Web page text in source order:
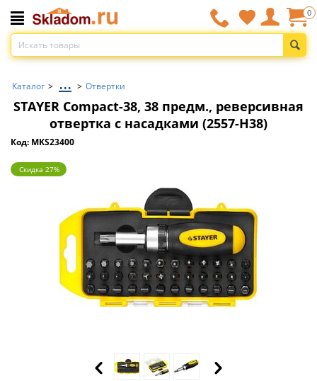
0
Каталог > ... > Отвертки
STAYER Compact-38, 38 предм., реверсивная
отвертка с насадками (2557-H38)
Код: MKS23400
Скидка 27%